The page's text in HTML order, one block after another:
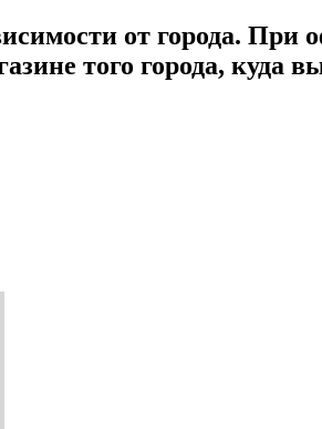
от города. При
того города, куда